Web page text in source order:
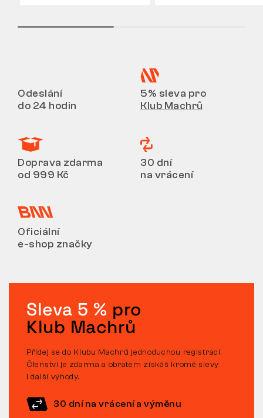
Odeslání
do 24 hodin
5% sleva pro
Klub Machrů
Doprava zdarma
od 999 Kč
30 dní
na vrácení
Oficiální
e-shop značky
Sleva 5 % pro
Klub Machrů
Přidej se do Klubu Machrů jednoduchou registrací.
Členství je zdarma a obratem získáš kromě slevy
i další výhody.
30 dní na vrácení a výměnu